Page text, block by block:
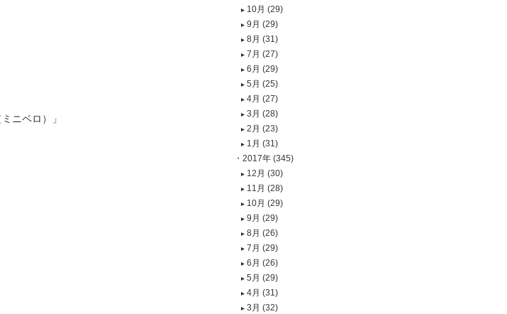
ニベロ）」
10月 (29)
9月 (29)
8月 (31)
7月 (27)
6月 (29)
5月 (25)
4月 (27)
3月 (28)
2月 (23)
1月 (31)
2017年 (345)
12月 (30)
11月 (28)
10月 (29)
9月 (29)
8月 (26)
7月 (29)
6月 (26)
5月 (29)
4月 (31)
3月 (32)